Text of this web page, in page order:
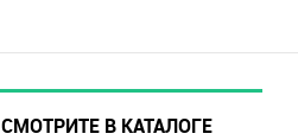
СМОТРИТЕ В КАТАЛОГЕ